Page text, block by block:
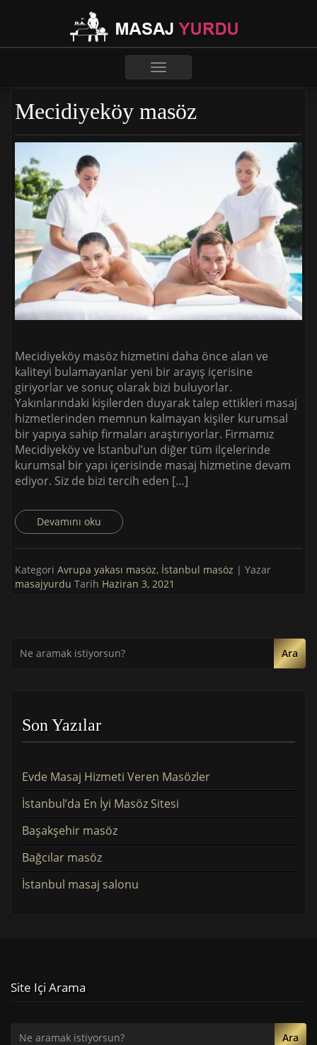
Toggle
Mecidiyeköy masöz
Mecidiyeköy masöz hizmetini daha önce alan ve
kaliteyi bulamayanlar yeni bir arayış içerisine
giriyorlar ve sonuç olarak bizi buluyorlar.
Yakınlarındaki kişilerden duyarak talep ettikleri masaj
hizmetlerinden memnun kalmayan kişiler kurumsal
bir yapıya sahip firmaları araştırıyorlar. Firmamız
Mecidiyeköy ve İstanbul’un diğer tüm ilçelerinde
kurumsal bir yapı içerisinde masaj hizmetine devam
ediyor. Siz de bizi tercih eden […]
Devamını oku
Kategori Avrupa yakası masöz, İstanbul masöz | Yazar
masajyurdu Tarih Haziran 3, 2021
Ara
Son Yazılar
Evde Masaj Hizmeti Veren Masözler
İstanbul’da En İyi Masöz Sitesi
Başakşehir masöz
Bağcılar masöz
İstanbul masaj salonu
Site Içi Arama
Ara